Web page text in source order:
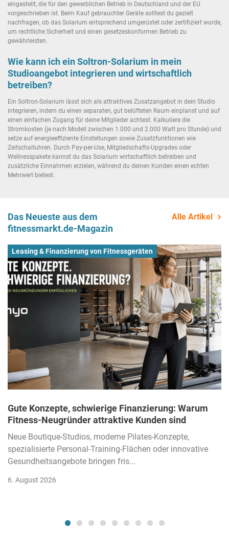
eingestellt, die für den gewerblichen Betrieb in Deutschland und der EU
vorgeschrieben ist. Beim Kauf gebrauchter Geräte solltest du gezielt
nachfragen, ob das Solarium entsprechend umgerüstet oder zertifiziert wurde,
um rechtliche Sicherheit und einen gesetzeskonformen Betrieb zu
gewährleisten.
Wie kann ich ein Soltron-Solarium in mein
Studioangebot integrieren und wirtschaftlich
betreiben?
Ein Soltron-Solarium lässt sich als attraktives Zusatzangebot in dein Studio
integrieren, indem du einen separaten, gut belüfteten Raum einplanst und auf
einen einfachen Zugang für deine Mitglieder achtest. Kalkuliere die
Stromkosten (je nach Modell zwischen 1.000 und 2.000 Watt pro Stunde) und
setze auf energieeffiziente Einstellungen sowie Zusatzfunktionen wie
Zeitschaltuhren. Durch Pay-per-Use, Mitgliedschafts-Upgrades oder
Wellnesspakete kannst du das Solarium wirtschaftlich betreiben und
zusätzliche Einnahmen erzielen, während du deinen Kunden einen echten
Mehrwert bietest.
Das Neueste aus dem
fitnessmarkt.de-Magazin
Alle Artikel
Leasing & Finanzierung von Fitnessgeräten
Gute Konzepte, schwierige Finanzierung: Warum
Fitness-Neugründer attraktive Kunden sind
Neue Boutique-Studios, moderne Pilates-Konzepte,
spezialisierte Personal-Training-Flächen oder innovative
Gesundheitsangebote bringen fris...
6. August 2026